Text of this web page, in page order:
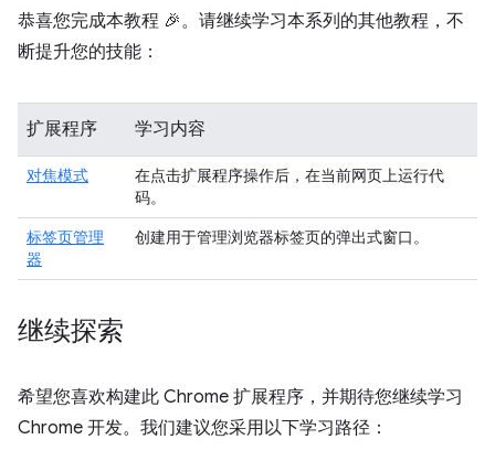
恭喜您完成本教程 🎉。请继续学习本系列的其他教程，不
断提升您的技能：
扩展程序 学习内容
对焦模式
在点击扩展程序操作后，在当前网页上运行代
码。
标签页管理
器
创建用于管理浏览器标签页的弹出式窗口。
继续探索
希望您喜欢构建此 Chrome 扩展程序，并期待您继续学习
Chrome 开发。我们建议您采用以下学习路径：